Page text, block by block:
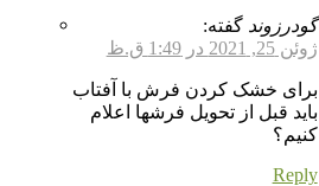
گودرزوند گفته:
ژوئن 25, 2021 در 1:49 ق.ظ
برای خشک کردن فرش با آفتاب
باید قبل از تحویل فرشها اعلام
کنیم؟
Reply